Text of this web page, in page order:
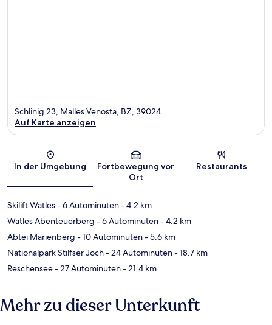
Karte
Schlinig 23, Malles Venosta, BZ, 39024
Auf Karte anzeigen
In der Umgebung
Fortbewegung vor
Ort
Restaurants
Skilift Watles- 6 Autominuten- 4.2 km
Watles Abenteuerberg - 6 Autominuten- 4.2 km
Abtei Marienberg - 10 Autominuten- 5.6 km
Nationalpark Stilfser Joch- 24 Autominuten- 18.7 km
Reschensee- 27 Autominuten- 21.4 km
Mehr zu dieser Unterkunft